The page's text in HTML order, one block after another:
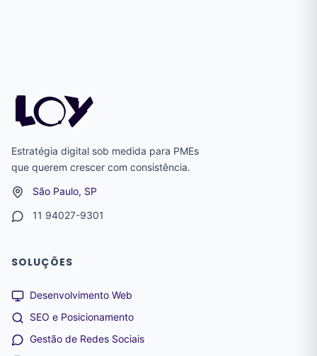
Estratégia digital sob medida para PMEs
que querem crescer com consistência.
São Paulo, SP
11 94027-9301
SOLUÇÕES
Desenvolvimento Web
SEO e Posicionamento
Gestão de Redes Sociais